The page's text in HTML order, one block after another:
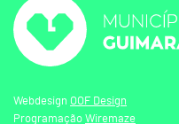
Webdesign OOF Design
Programação Wiremaze